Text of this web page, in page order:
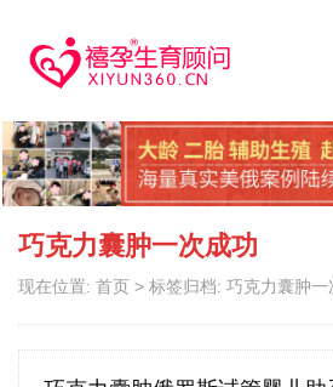
巧克力囊肿一次成功
现在位置: 首页 > 标签归档: 巧克力囊肿一